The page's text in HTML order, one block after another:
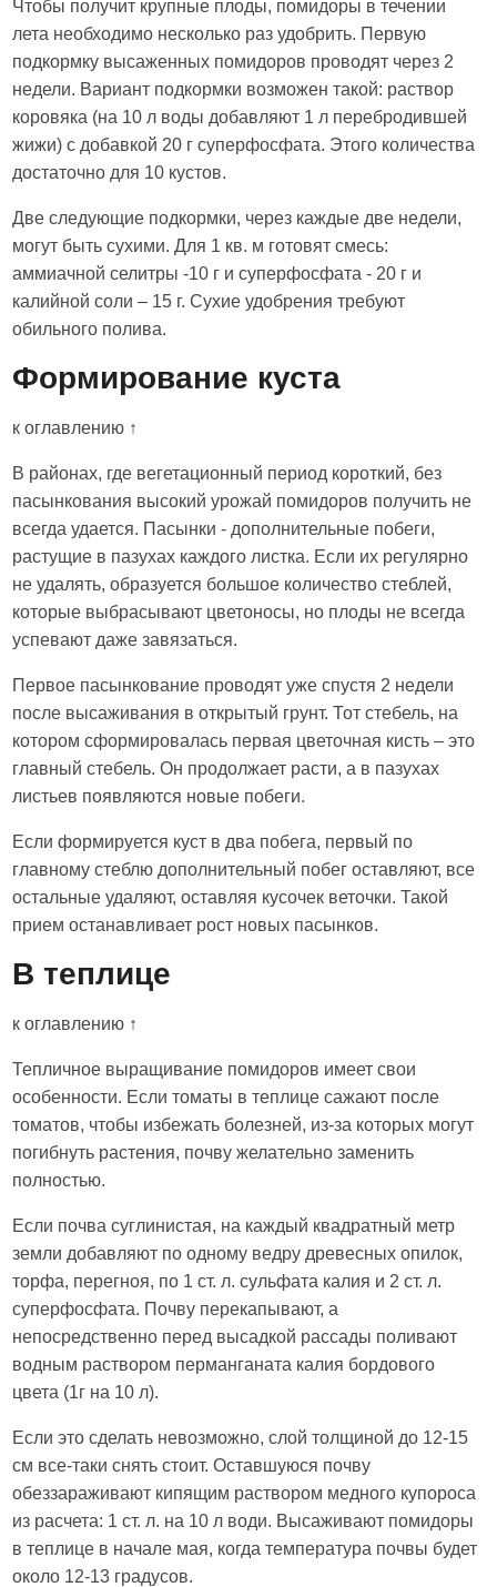
Чтобы получит крупные плоды, помидоры в течении
лета необходимо несколько раз удобрить. Первую
подкормку высаженных помидоров проводят через 2
недели. Вариант подкормки возможен такой: раствор
коровяка (на 10 л воды добавляют 1 л перебродившей
жижи) с добавкой 20 г суперфосфата. Этого количества
достаточно для 10 кустов.
Две следующие подкормки, через каждые две недели,
могут быть сухими. Для 1 кв. м готовят смесь:
аммиачной селитры -10 г и суперфосфата - 20 г и
калийной соли – 15 г. Сухие удобрения требуют
обильного полива.
Формирование куста
к оглавлению ↑
В районах, где вегетационный период короткий, без
пасынкования высокий урожай помидоров получить не
всегда удается. Пасынки - дополнительные побеги,
растущие в пазухах каждого листка. Если их регулярно
не удалять, образуется большое количество стеблей,
которые выбрасывают цветоносы, но плоды не всегда
успевают даже завязаться.
Первое пасынкование проводят уже спустя 2 недели
после высаживания в открытый грунт. Тот стебель, на
котором сформировалась первая цветочная кисть – это
главный стебель. Он продолжает расти, а в пазухах
листьев появляются новые побеги.
Если формируется куст в два побега, первый по
главному стеблю дополнительный побег оставляют, все
остальные удаляют, оставляя кусочек веточки. Такой
прием останавливает рост новых пасынков.
В теплице
к оглавлению ↑
Тепличное выращивание помидоров имеет свои
особенности. Если томаты в теплице сажают после
томатов, чтобы избежать болезней, из-за которых могут
погибнуть растения, почву желательно заменить
полностью.
Если почва суглинистая, на каждый квадратный метр
земли добавляют по одному ведру древесных опилок,
торфа, перегноя, по 1 ст. л. сульфата калия и 2 ст. л.
суперфосфата. Почву перекапывают, а
непосредственно перед высадкой рассады поливают
водным раствором перманганата калия бордового
цвета (1г на 10 л).
Если это сделать невозможно, слой толщиной до 12-15
см все-таки снять стоит. Оставшуюся почву
обеззараживают кипящим раствором медного купороса
из расчета: 1 ст. л. на 10 л води. Высаживают помидоры
в теплице в начале мая, когда температура почвы будет
около 12-13 градусов.